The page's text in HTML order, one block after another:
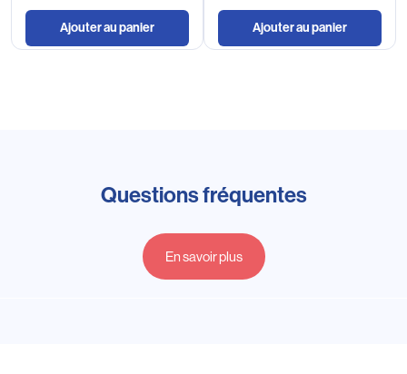
Ajouter au panier Ajouter au panier
Questions fréquentes
En savoir plus